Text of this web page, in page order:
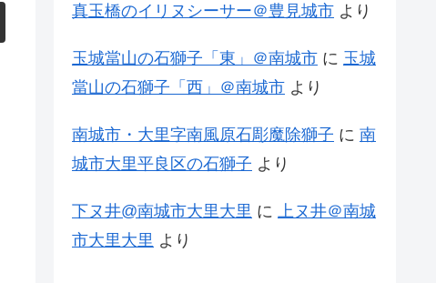
真玉橋のイリヌシーサー＠豊見城市 より
玉城當山の石獅子「東」＠南城市 に 玉城
當山の石獅子「西」＠南城市 より
南城市・大里字南風原石彫魔除獅子 に 南
城市大里平良区の石獅子 より
下ヌ井@南城市大里大里 に
上ヌ井＠南城
市大里大里 より